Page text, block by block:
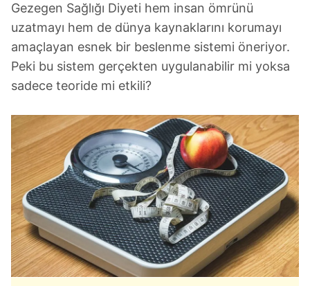
Gezegen Sağlığı Diyeti hem insan ömrünü
uzatmayı hem de dünya kaynaklarını korumayı
amaçlayan esnek bir beslenme sistemi öneriyor.
Peki bu sistem gerçekten uygulanabilir mi yoksa
sadece teoride mi etkili?